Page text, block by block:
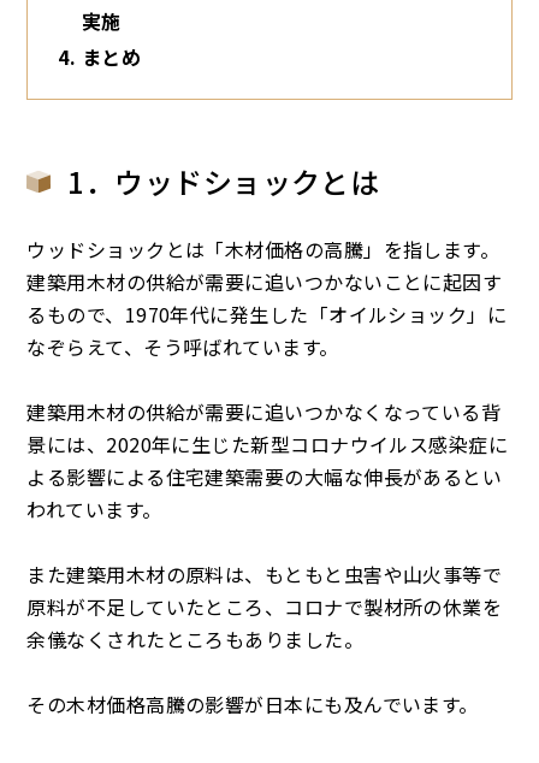
実施
まとめ
1．ウッドショックとは
ウッドショックとは「木材価格の高騰」を指します。
建築用木材の供給が需要に追いつかないことに起因す
るもので、1970年代に発生した「オイルショック」に
なぞらえて、そう呼ばれています。
建築用木材の供給が需要に追いつかなくなっている背
景には、2020年に生じた新型コロナウイルス感染症に
よる影響による住宅建築需要の大幅な伸長があるとい
われています。
また建築用木材の原料は、もともと虫害や山火事等で
原料が不足していたところ、コロナで製材所の休業を
余儀なくされたところもありました。
その木材価格高騰の影響が日本にも及んでいます。